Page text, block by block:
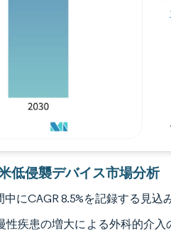
© Mordor Intelligence。再利用にはCC BY
低侵襲デバイス市場分析
にCAGR 8.5%を記録する見込
疾患の増大による外科的介